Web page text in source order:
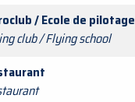
/ Ecole de pilotage
club / Flying school